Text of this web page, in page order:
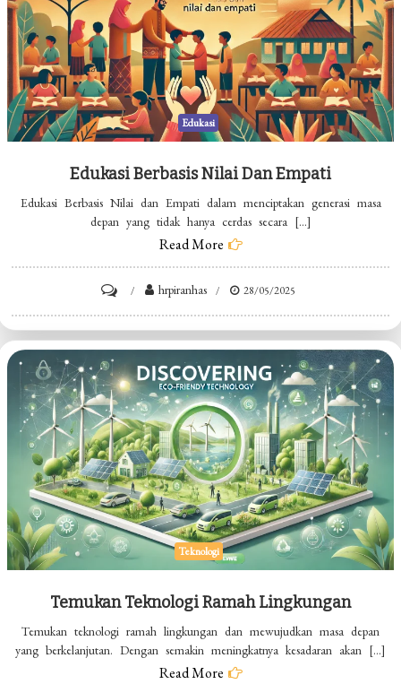
Edukasi
Edukasi Berbasis Nilai Dan Empati
Edukasi Berbasis Nilai dan Empati dalam menciptakan generasi masa
depan yang tidak hanya cerdas secara […]
Read More
Edukasi
Berbasis
Nilai
dan
Empati
hrpiranhas 28/05/2025
Teknologi
Temukan Teknologi Ramah Lingkungan
Temukan teknologi ramah lingkungan dan mewujudkan masa depan
yang berkelanjutan. Dengan semakin meningkatnya kesadaran akan […]
Read More